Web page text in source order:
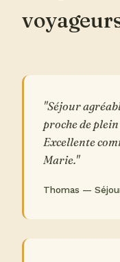
"Séjour
proche de
Excellente
Marie."
Thomas —